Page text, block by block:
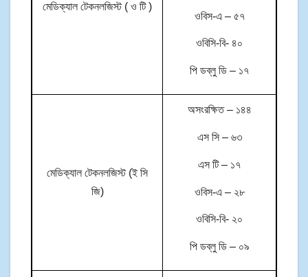
মেডিক্যাল টেকনলজিস্ট ( ও টি )
ওবিস-এ – ৫৭
ওবিসি-বি- ৪০
পি ডব্লু ডি – ১৭
মেডিক্যাল টেকনলজিস্ট (ই সি
জি)
অসংরক্ষিত – ১৪৪
এস সি – ৬৩
এস টি – ১৭
ওবিস-এ – ২৮
ওবিসি-বি- ২০
পি ডব্লু ডি – ০৯